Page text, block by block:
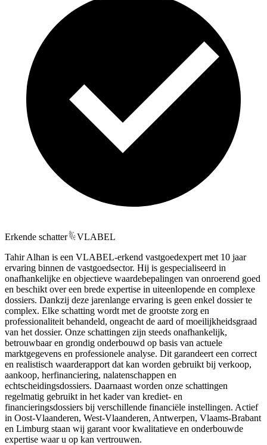
Erkende schatter
VLABEL
Tahir Alhan is een VLABEL-erkend vastgoedexpert met 10 jaar
ervaring binnen de vastgoedsector. Hij is gespecialiseerd in
onafhankelijke en objectieve waardebepalingen van onroerend goed
en beschikt over een brede expertise in uiteenlopende en complexe
dossiers. Dankzij deze jarenlange ervaring is geen enkel dossier te
complex. Elke schatting wordt met de grootste zorg en
professionaliteit behandeld, ongeacht de aard of moeilijkheidsgraad
van het dossier. Onze schattingen zijn steeds onafhankelijk,
betrouwbaar en grondig onderbouwd op basis van actuele
marktgegevens en professionele analyse. Dit garandeert een correct
en realistisch waarderapport dat kan worden gebruikt bij verkoop,
aankoop, herfinanciering, nalatenschappen en
echtscheidingsdossiers. Daarnaast worden onze schattingen
regelmatig gebruikt in het kader van krediet- en
financieringsdossiers bij verschillende financiële instellingen. Actief
in Oost-Vlaanderen, West-Vlaanderen, Antwerpen, Vlaams-Brabant
en Limburg staan wij garant voor kwalitatieve en onderbouwde
expertise waar u op kan vertrouwen.